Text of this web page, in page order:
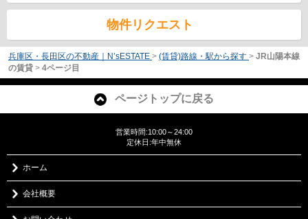
物件リクエスト
兵庫区・長田区の不動産｜N’sESTATE > (賃貸)路線・駅から探す > JR山陽本線
の賃貸 > 4ページ目
ページトップに戻る
営業時間:10:00～24:00
定休日:年中無休
ホーム
会社概要